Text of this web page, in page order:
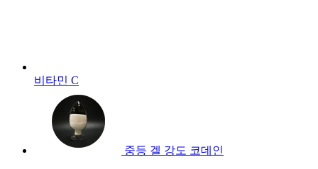
비타민 C
중등 겔 강도 코데인